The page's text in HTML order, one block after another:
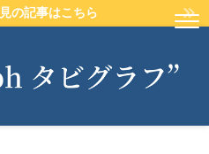
の記事はこちら